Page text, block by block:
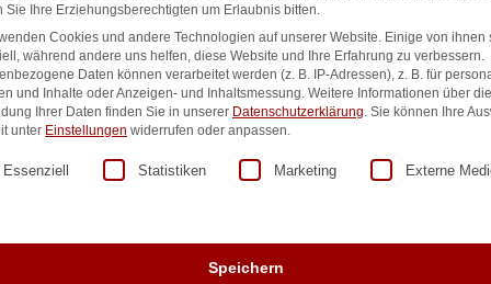
erstellen: Design & Druck Shop: 500+ Referenzen:
C5 Umschlag mit
1.229,00
4/0c, 100g/m²
Sie Ihre Erziehungsberechtigten um Erlaubnis bitten.
Cookies und andere Technologien auf unserer Website. Einige von ihnen
während andere uns helfen, diese Website und Ihre Erfahrung zu verbessern.
Daten können verarbeitet werden (z. B. IP-Adressen), z. B. für
und Inhalte oder Anzeigen- und Inhaltsmessung. Weitere Informationen über die
Ihrer Daten finden Sie in unserer Datenschutzerklärung. Sie können Ihre
unter Einstellungen widerrufen oder anpassen.
eine Liste der Service-Gruppen, für die eine Einwilligung
Essenziell Statistiken Marketing Externe
Speichern